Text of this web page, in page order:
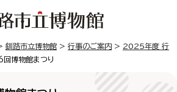
釧路市立博物館 > 行事のご案内 > 2025年度 行
回博物館まつり